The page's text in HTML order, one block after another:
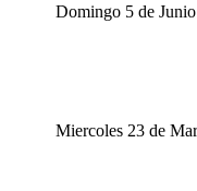
Domingo 5 de
Miercoles 23 de